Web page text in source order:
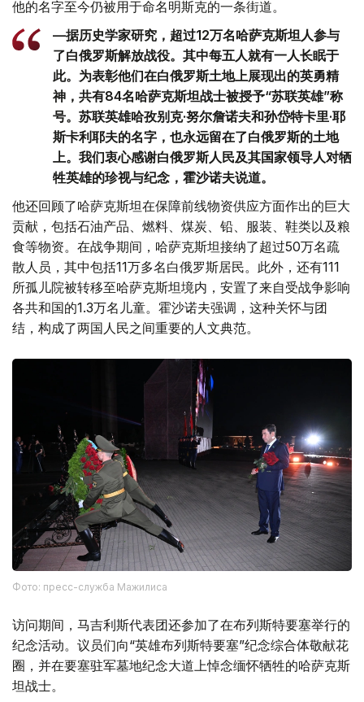
他的名字至今仍被用于命名明斯克的一条街道。
—据历史学家研究，超过12万名哈萨克斯坦人参与
了白俄罗斯解放战役。其中每五人就有一人长眠于
此。为表彰他们在白俄罗斯土地上展现出的英勇精
神，共有84名哈萨克斯坦战士被授予“苏联英雄”称
号。苏联英雄哈孜别克·努尔詹诺夫和孙岱特卡里·耶
斯卡利耶夫的名字，也永远留在了白俄罗斯的土地
上。我们衷心感谢白俄罗斯人民及其国家领导人对牺
牲英雄的珍视与纪念，霍沙诺夫说道。
他还回顾了哈萨克斯坦在保障前线物资供应方面作出的巨大
贡献，包括石油产品、燃料、煤炭、铅、服装、鞋类以及粮
食等物资。在战争期间，哈萨克斯坦接纳了超过50万名疏
散人员，其中包括11万多名白俄罗斯居民。此外，还有111
所孤儿院被转移至哈萨克斯坦境内，安置了来自受战争影响
各共和国的1.3万名儿童。霍沙诺夫强调，这种关怀与团
结，构成了两国人民之间重要的人文典范。
Фото: пресс-служба Мажилиса
访问期间，马吉利斯代表团还参加了在布列斯特要塞举行的
纪念活动。议员们向“英雄布列斯特要塞”纪念综合体敬献花
圈，并在要塞驻军墓地纪念大道上悼念缅怀牺牲的哈萨克斯
坦战士。